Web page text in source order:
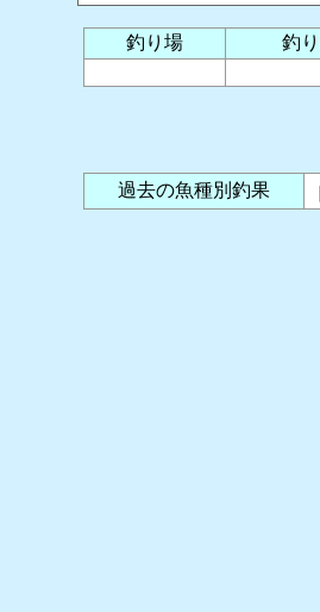
釣り場 釣
過去の魚種別釣果